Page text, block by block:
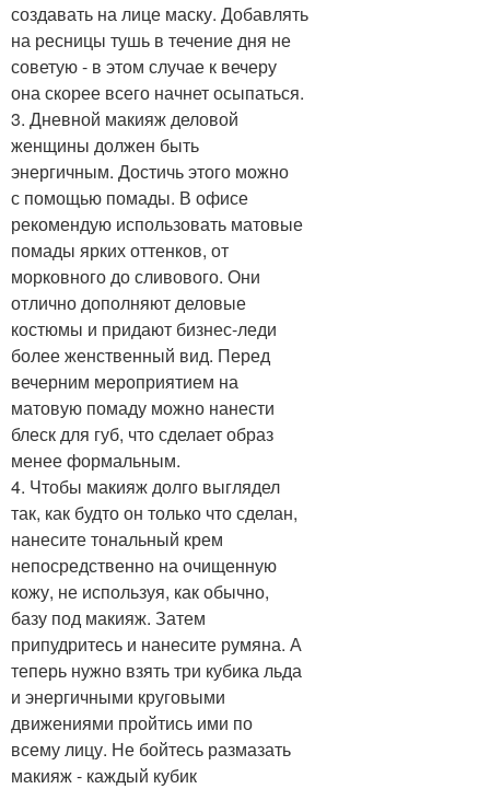
создавать на лице маску. Добавлять
на ресницы тушь в течение дня не
советую - в этом случае к вечеру
она скорее всего начнет осыпаться.
3. Дневной макияж деловой
женщины должен быть
энергичным. Достичь этого можно
с помощью помады. В офисе
рекомендую использовать матовые
помады ярких оттенков, от
морковного до сливового. Они
отлично дополняют деловые
костюмы и придают бизнес-леди
более женственный вид. Перед
вечерним мероприятием на
матовую помаду можно нанести
блеск для губ, что сделает образ
менее формальным.
4. Чтобы макияж долго выглядел
так, как будто он только что сделан,
нанесите тональный крем
непосредственно на очищенную
кожу, не используя, как обычно,
базу под макияж. Затем
припудритесь и нанесите румяна. А
теперь нужно взять три кубика льда
и энергичными круговыми
движениями пройтись ими по
всему лицу. Не бойтесь размазать
макияж - каждый кубик